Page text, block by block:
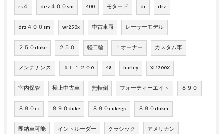
rs４ dr-z４００sm 400 モタード dr drz
drz４００sm wr250x 中古車両 レーサーモデル
２５０duke ２５０ 軽二輪 １オーナー カスタム車
メンテナンス ＸＬ１２０0 48 harley XL1200X
室内保管 極上中古車 無転倒 フォーティーエイト ８９０
８９０cc ８９０duke ８９０dukegp ８９０duker
即納車可能 イントルーダー クラシック アメリカン